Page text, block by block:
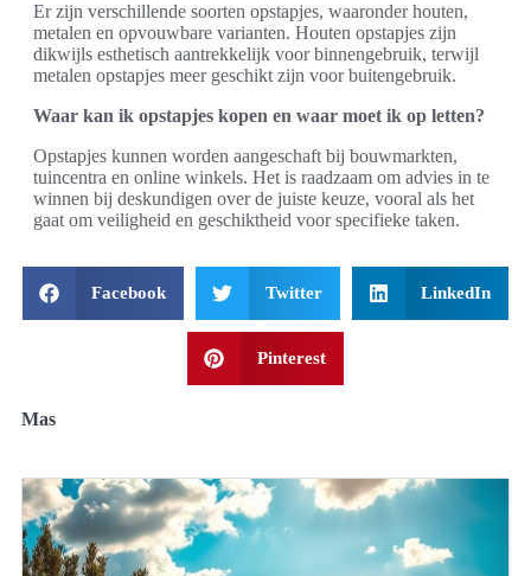
Er zijn verschillende soorten opstapjes, waaronder houten,
metalen en opvouwbare varianten. Houten opstapjes zijn
dikwijls esthetisch aantrekkelijk voor binnengebruik, terwijl
metalen opstapjes meer geschikt zijn voor buitengebruik.
Waar kan ik opstapjes kopen en waar moet ik op letten?
Opstapjes kunnen worden aangeschaft bij bouwmarkten,
tuincentra en online winkels. Het is raadzaam om advies in te
winnen bij deskundigen over de juiste keuze, vooral als het
gaat om veiligheid en geschiktheid voor specifieke taken.
Facebook Twitter LinkedIn
Pinterest
Mas